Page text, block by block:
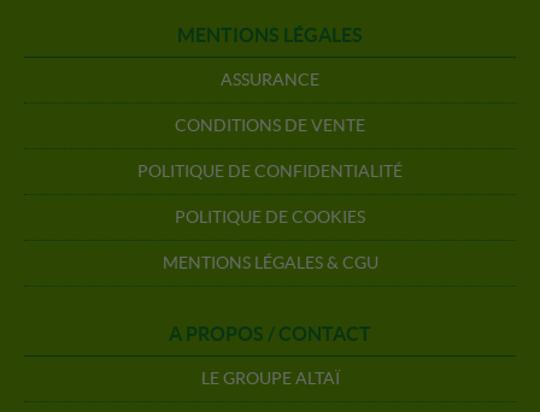
MENTIONS LÉGALES
ASSURANCE
CONDITIONS DE VENTE
POLITIQUE DE CONFIDENTIALITÉ
POLITIQUE DE COOKIES
MENTIONS LÉGALES & CGU
A PROPOS / CONTACT
LE GROUPE ALTAÏ